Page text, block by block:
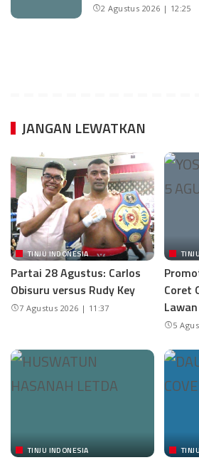
2 Agustus 2026 | 12:25
JANGAN LEWATKAN
TINJU INDONESIA
Partai 28 Agustus: Carlos
Obisuru versus Rudy Key
7 Agustus 2026 | 11:37
Coret
5
TINJU INDONESIA